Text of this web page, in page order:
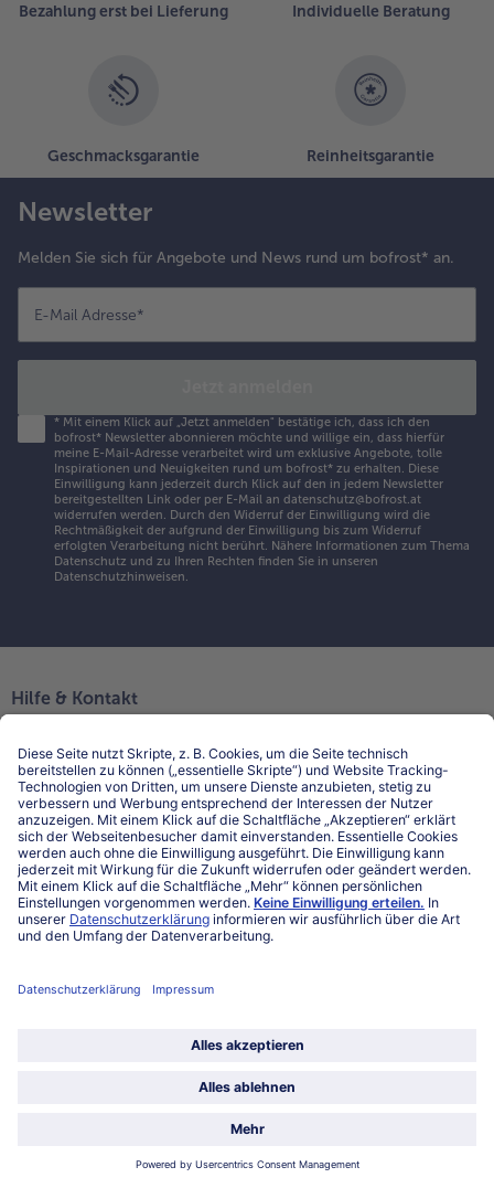
Bezahlung erst bei Lieferung Individuelle Beratung
Geschmacksgarantie Reinheitsgarantie
Newsletter
Melden Sie sich für Angebote und News rund um bofrost* an.
E-Mail Adresse*
* Mit einem Klick auf „Jetzt anmelden" bestätige ich, dass ich den
bofrost* Newsletter abonnieren möchte und willige ein, dass hierfür
meine E-Mail-Adresse verarbeitet wird um exklusive Angebote, tolle
Inspirationen und Neuigkeiten rund um bofrost* zu erhalten. Diese
Einwilligung kann jederzeit durch Klick auf den in jedem Newsletter
bereitgestellten Link oder per E-Mail an datenschutz@bofrost.at
widerrufen werden. Durch den Widerruf der Einwilligung wird die
Rechtmäßigkeit der aufgrund der Einwilligung bis zum Widerruf
erfolgten Verarbeitung nicht berührt. Nähere Informationen zum Thema
Datenschutz und zu Ihren Rechten finden Sie in unseren
Datenschutzhinweisen.
Hilfe & Kontakt
Kontakt
FAQ
Service
Unternehmen